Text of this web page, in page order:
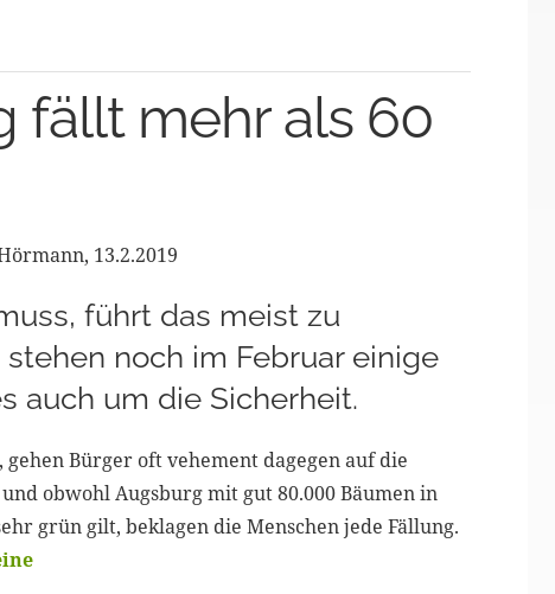
fällt mehr als 60
13.2.2019
führt das meist zu
noch im Februar einige
auch um die Sicherheit.
Bürger oft vehement dagegen auf die
obwohl Augsburg mit gut 80.000 Bäumen in
grün gilt, beklagen die Menschen jede Fällung.